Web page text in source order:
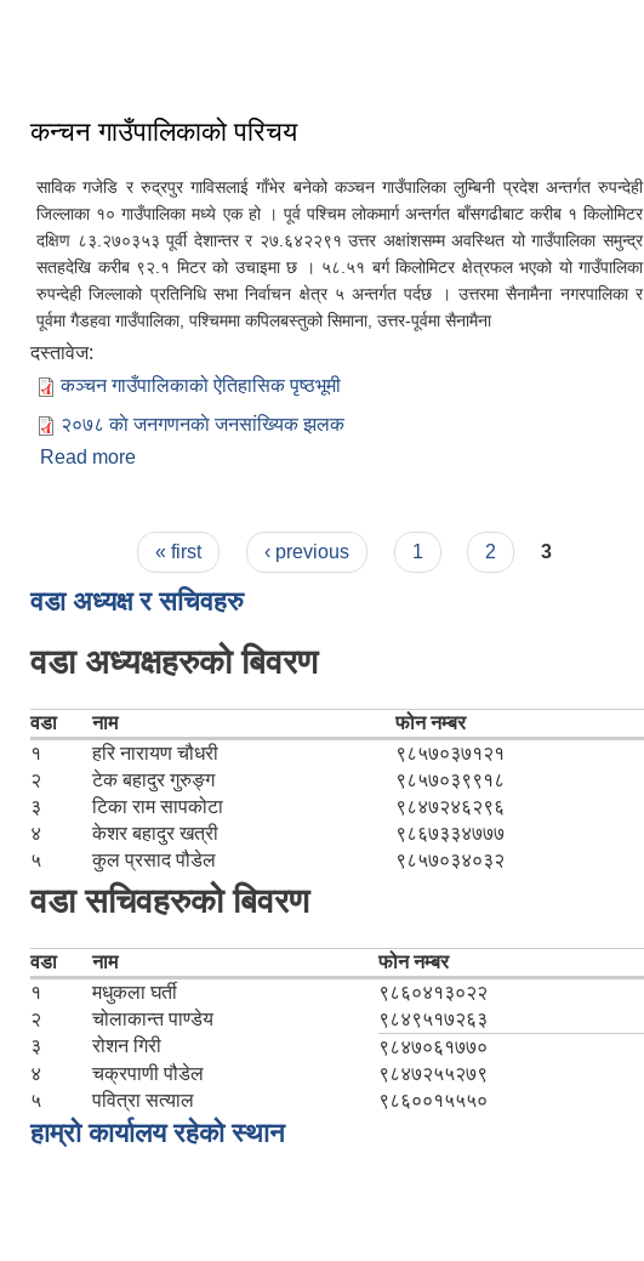
कन्चन गाउँपालिकाको परिचय
साविक गजेडि र रुद्रपुर गाविसलाई गाँभेर बनेको कञ्चन गाउँपालिका लुम्बिनी प्रदेश अन्तर्गत रुपन्देही
जिल्लाका १० गाउँपालिका मध्ये एक हो । पूर्व पश्चिम लोकमार्ग अन्तर्गत बाँसगढीबाट करीब १ किलोमिटर
दक्षिण ८३.२७०३५३ पूर्वी देशान्तर र २७.६४२२९१ उत्तर अक्षांशसम्म अवस्थित यो गाउँपालिका समुन्द्र
सतहदेखि करीब ९२.१ मिटर को उचाइमा छ । ५८.५१ बर्ग किलोमिटर क्षेत्रफल भएको यो गाउँपालिका
रुपन्देही जिल्लाको प्रतिनिधि सभा निर्वाचन क्षेत्र ५ अन्तर्गत पर्दछ । उत्तरमा सैनामैना नगरपालिका र
पूर्वमा गैडहवा गाउँपालिका, पश्चिममा कपिलबस्तुको सिमाना, उत्तर-पूर्वमा सैनामैना
दस्तावेज:
कञ्चन गाउँपालिकाको ऐतिहासिक पृष्ठभूमी
२०७८ काे जनगणनकाे जनसांख्यिक झलक
Read more
« first ‹ previous 1 2 3
वडा अध्यक्ष र सचिवहरु
वडा अध्यक्षहरुको बिवरण
वडा नाम
फोन नम्बर
१
हरि नारायण चौधरी
९८५७०३७१२१
२
टेक बहादुर गुरुङ्ग
९८५७०३९९१८
३
टिका राम सापकोटा
९८४७२४६२९६
४
केशर बहादुर खत्री
९८६७३३४७७७
५
कुल प्रसाद पौडेल ९८५७०३४०३२
वडा सचिवहरुको बिवरण
वडा नाम
फोन नम्बर
१
मधुकला घर्ती
९८६०४१३०२२
२
चोलाकान्त पाण्डेय
९८४९५१७२६३
३
रोशन गिरी
९८४७०६१७७०
४
चक्रपाणी पौडेल
९८४७२५५२७९
५
पवित्रा सत्याल ९८६००१५५५०
हाम्रो कार्यालय रहेको स्थान